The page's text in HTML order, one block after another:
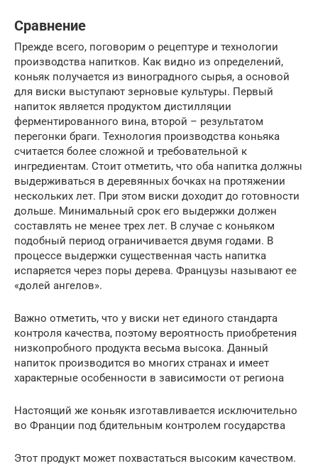
Сравнение
Прежде всего, поговорим о рецептуре и технологии
производства напитков. Как видно из определений,
коньяк получается из виноградного сырья, а основой
для виски выступают зерновые культуры. Первый
напиток является продуктом дистилляции
ферментированного вина, второй – результатом
перегонки браги. Технология производства коньяка
считается более сложной и требовательной к
ингредиентам. Стоит отметить, что оба напитка должны
выдерживаться в деревянных бочках на протяжении
нескольких лет. При этом виски доходит до готовности
дольше. Минимальный срок его выдержки должен
составлять не менее трех лет. В случае с коньяком
подобный период ограничивается двумя годами. В
процессе выдержки существенная часть напитка
испаряется через поры дерева. Французы называют ее
«долей ангелов».
Важно отметить, что у виски нет единого стандарта
контроля качества, поэтому вероятность приобретения
низкопробного продукта весьма высока. Данный
напиток производится во многих странах и имеет
характерные особенности в зависимости от региона
Настоящий же коньяк изготавливается исключительно
во Франции под бдительным контролем государства
Этот продукт может похвастаться высоким качеством.